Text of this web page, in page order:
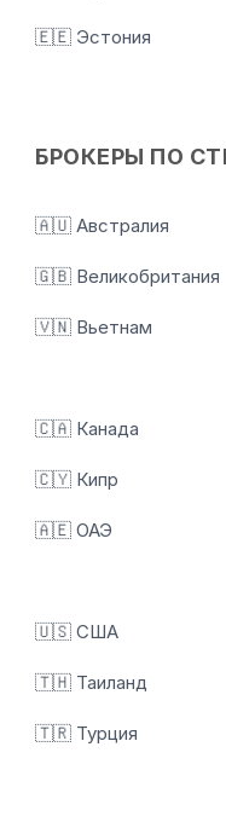
🇪🇪 Эстония
БРОКЕРЫ ПО
🇦🇺 Австралия
🇬🇧 Великобритания
🇻🇳 Вьетнам
🇨🇦 Канада
🇨🇾 Кипр
🇦🇪 ОАЭ
🇺🇸 США
🇹🇭 Таиланд
🇹🇷 Турция